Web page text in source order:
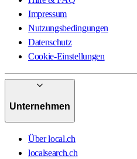
Impressum
Nutzungsbedingungen
Datenschutz
Cookie-Einstellungen
Unternehmen
Über local.ch
localsearch.ch